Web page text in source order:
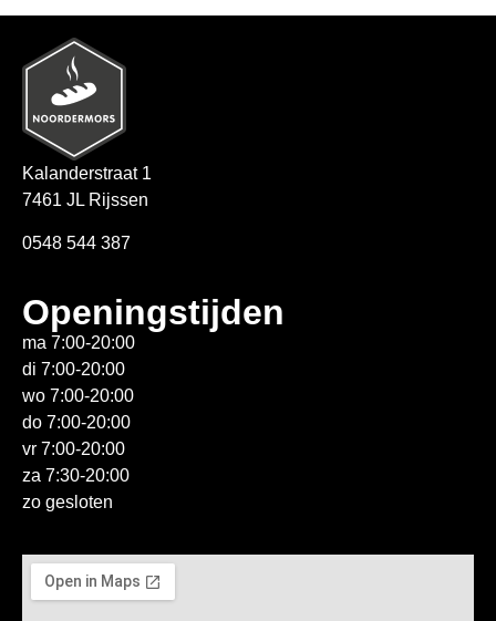
Kalanderstraat 1
7461 JL Rijssen
0548 544 387
Openingstijden
ma 7:00-20:00
di 7:00-20:00
wo 7:00-20:00
do 7:00-20:00
vr 7:00-20:00
za 7:30-20:00
zo gesloten